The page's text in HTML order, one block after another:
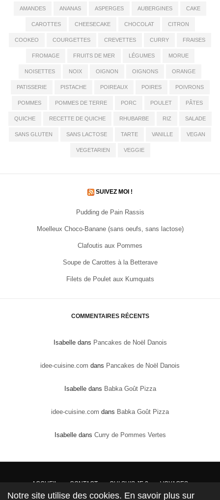
AMANDES ANANAS ASPERGES AUBERGINES CAKE
CAROTTES CHEESECAKE CHOCOLAT CITRON
COOKEO COURGETTES CREVETTES CURRY FRAISES
FROMAGE FRUITS DE MER LÉGUMES MORUE
NOISETTES NOIX OIGNON OIGNONS ORANGE
PATISSERIE PISTACHE POIREAUX POIRES POIVRONS
POMMES POMMES DE TERRE PORC POULET PÂTES
QUICHE RECETTE DE QUICHE RHUBARBE RIZ SALADE
SANS GLUTEN SANS LACTOSE TARTE VANILLE VEGAN
VEGETARIEN VEGGIE
SUIVEZ MOI !
Pudding de Pain Rassis
Moelleux Choco-Banane (sans oeufs, sans lactose)
Clafoutis aux Pommes
Soupe de Carottes à la Betterave
Filets de Poulet aux Kumquats
COMMENTAIRES RÉCENTS
Isabelledans Pancakes de Noël Danois
idee-cuisine.com dans Pancakes de Noël Danois
Isabelledans Babka Goût Pizza
idee-cuisine.com dans Babka Goût Pizza
Isabelledans Curry de Pommes Vertes
ACCUEIL CONTACT QUI SUIS JE ? VOYAGES
DROITS DE PROPRIÉTÉ : Conformément à la loi, les textes, recettes et photos sont la
Notre site utilise des cookies. En savoir plus sur